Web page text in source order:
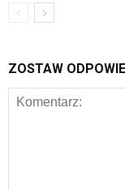
ZOSTAW